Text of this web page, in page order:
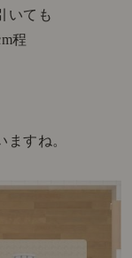
いても
程
すね。